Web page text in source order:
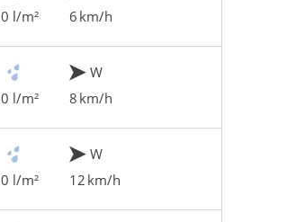
0 l/m²
6 km/h
0 l/m²
W
8 km/h
0 l/m²
W
12 km/h